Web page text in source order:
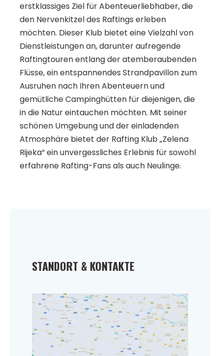
erstklassiges Ziel für Abenteuerliebhaber, die
den Nervenkitzel des Raftings erleben
möchten. Dieser Klub bietet eine Vielzahl von
Dienstleistungen an, darunter aufregende
Raftingtouren entlang der atemberaubenden
Flüsse, ein entspannendes Strandpavillon zum
Ausruhen nach Ihren Abenteuern und
gemütliche Campinghütten für diejenigen, die
in die Natur eintauchen möchten. Mit seiner
schönen Umgebung und der einladenden
Atmosphäre bietet der Rafting Klub „Zelena
Rijeka“ ein unvergessliches Erlebnis für sowohl
erfahrene Rafting-Fans als auch Neulinge.
STANDORT & KONTAKTE